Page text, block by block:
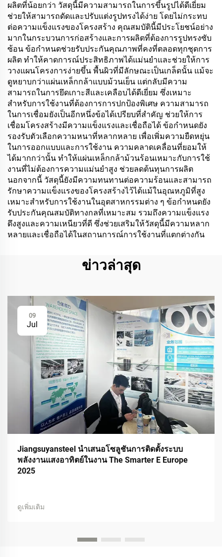
ผลิตที่น้อยกว่า วัสดุนี้มีความสามารถในการขึ้นรูปได้ดีเยี่ยม
ช่วยให้สามารถดัดและปรับแต่งรูปทรงได้ง่าย โดยไม่กระทบ
ต่อความแข็งแรงของโครงสร้าง คุณสมบัตินี้มีประโยชน์อย่าง
มากในกระบวนการก่อสร้างและการผลิตที่ต้องการรูปทรงซับ
ซ้อน ข้อกำหนดช่วยรับประกันคุณภาพที่คงที่ตลอดทุกชุดการ
ผลิต ทำให้คาดการณ์ประสิทธิภาพได้แม่นยำและช่วยให้การ
วางแผนโครงการง่ายขึ้น พื้นผิวที่มีลักษณะเป็นเกล็ดนั้น แม้จะ
ดูหยาบกว่าแผ่นเหล็กกล้าแบบม้วนเย็น แต่กลับมีความ
สามารถในการยึดเกาะสีและเคลือบได้ดีเยี่ยม ซึ่งเหมาะ
สำหรับการใช้งานที่ต้องการการปกป้องพิเศษ ความสามารถ
ในการเชื่อมยังเป็นอีกหนึ่งข้อได้เปรียบที่สำคัญ ช่วยให้การ
เชื่อมโครงสร้างมีความแข็งแรงและเชื่อถือได้ ข้อกำหนดยัง
รองรับตัวเลือกความหนาที่หลากหลาย เพื่อเพิ่มความยืดหยุ่น
ในการออกแบบและการใช้งาน ความคลาดเคลื่อนที่ยอมให้
ได้มากกว่านั้น ทำให้แผ่นเหล็กกล้าม้วนร้อนเหมาะกับการใช้
งานที่ไม่ต้องการความแม่นยำสูง ช่วยลดต้นทุนการผลิต
นอกจากนี้ วัสดุนี้ยังมีความทนทานต่อความร้อนและสามารถ
รักษาความแข็งแรงของโครงสร้างไว้ได้แม้ในอุณหภูมิที่สูง
เหมาะสำหรับการใช้งานในอุตสาหกรรมต่าง ๆ ข้อกำหนดยัง
รับประกันคุณสมบัติทางกลที่เหมาะสม รวมถึงความแข็งแรง
ดึงสูงและความเหนียวที่ดี ซึ่งช่วยเสริมให้วัสดุนี้มีความหลาก
หลายและเชื่อถือได้ในสถานการณ์การใช้งานที่แตกต่างกัน
ข่าวล่าสุด
09
Jul
Jiangsuyansteel นำเสนอโซลูชันการติดตั้งระบบ
พลังงานแสงอาทิตย์ในงาน The Smarter E Europe
2025
ดูเพิ่มเติม